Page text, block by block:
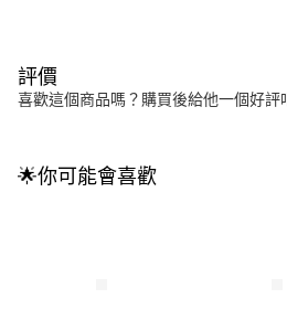
評價
喜歡這個商品嗎？購買後給他一個好評
🌟你可能會喜歡